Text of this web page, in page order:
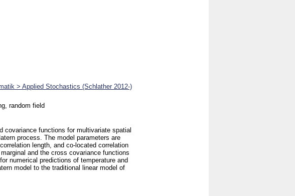
> Applied Stochastics (Schlather 2012-)
random field
covariance functions for multivariate spatial
process. The model parameters are
length, and co-located correlation
and the cross covariance functions
numerical predictions of temperature and
model to the traditional linear model of